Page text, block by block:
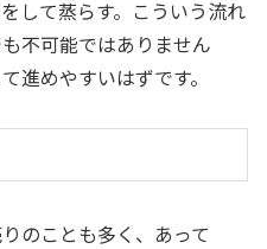
して蒸らす。こういう流れ
不可能ではありません
進めやすいはずです。
のことも多く、あって